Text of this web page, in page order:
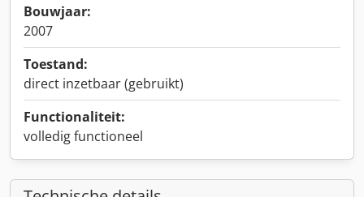
Bouwjaar:
2007
Toestand:
direct inzetbaar (gebruikt)
Functionaliteit:
volledig functioneel